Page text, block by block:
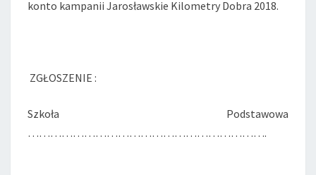
konto kampanii Jarosławskie Kilometry Dobra 2018.
ZGŁOSZENIE :
Szkoła Podstawowa
……………………………………………………….